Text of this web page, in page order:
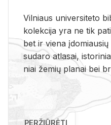
Vil­niaus uni­ver­si­te­to
ko­lek­ci­ja yra ne tik
bet ir vie­na
su­da­ro at­la­sai,
niai že­mių pla­nai bei
PERŽIŪRĖTI